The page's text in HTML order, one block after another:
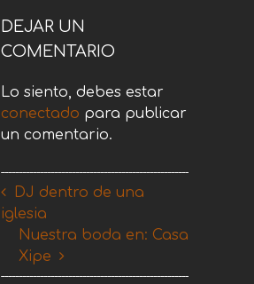
DEJAR UN
COMENTARIO
Lo siento, debes estar
conectado para publicar
un comentario.
DJ dentro de una
iglesia
Nuestra boda en: Casa
Xipe